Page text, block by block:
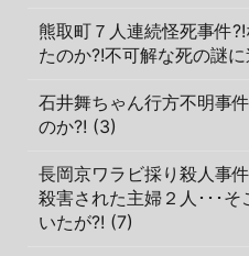
熊取町７人連続怪死事件
たのか?!不可解な死の謎
石井舞ちゃん行方不明事
のか?! (3)
長岡京ワラビ採り殺人事
殺害された主婦２人･･･
いたが?! (7)